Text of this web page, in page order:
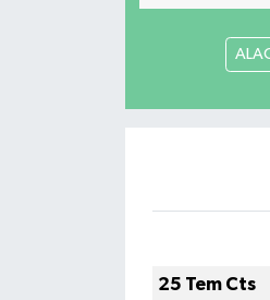
25 Tem Cts